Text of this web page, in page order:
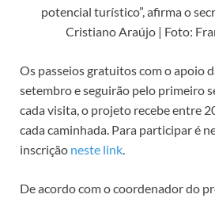
potencial turístico”, afirma o
Cristiano Araújo | Foto:
Os passeios gratuitos com o apoio
setembro e seguirão pelo primeiro
cada visita, o projeto recebe entre
cada caminhada. Para participar é
inscrição neste link
De acordo com o coordenador do